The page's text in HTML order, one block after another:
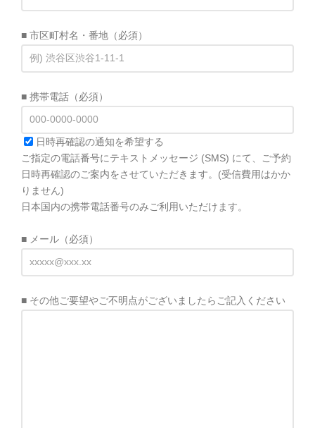
■ 市区町村名・番地 （必須）
■ 携帯電話 （必須）
日時再確認の通知を希望する
ご指定の電話番号にテキストメッセージ (SMS) にて、ご予約
日時再確認のご案内をさせていただきます。(受信費用はかか
りません)
日本国内の携帯電話番号のみご利用いただけます。
■ メール （必須）
■ その他ご要望やご不明点がございましたらご記入ください